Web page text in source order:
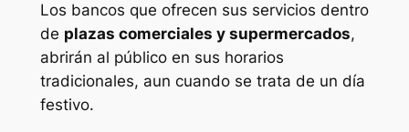
Los bancos que ofrecen sus servicios dentro
de plazas comerciales y supermercados,
abrirán al público en sus horarios
tradicionales, aun cuando se trata de un día
festivo.